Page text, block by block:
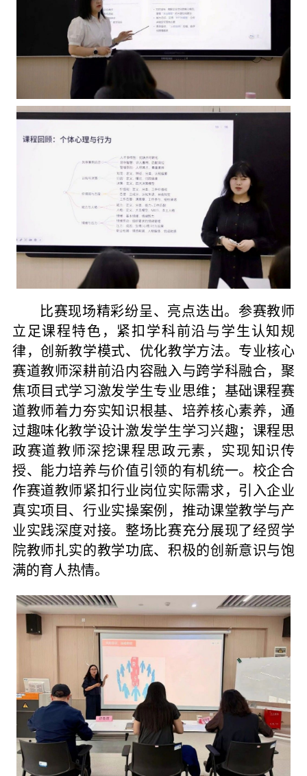
比赛现场精彩纷呈、亮点迭出。参赛教师
立足课程特色，紧扣学科前沿与学生认知规
律，创新教学模式、优化教学方法。专业核心
赛道教师深耕前沿内容融入与跨学科融合，聚
焦项目式学习激发学生专业思维；基础课程赛
道教师着力夯实知识根基、培养核心素养，通
过趣味化教学设计激发学生学习兴趣；课程思
政赛道教师深挖课程思政元素，实现知识传
授、能力培养与价值引领的有机统一。 校企合
作赛道教师紧扣行业岗位实际需求，引入企业
真实项目、行业实操案例，推动课堂教学与产
业实践深度对接。整场比赛充分展现了经贸学
院教师扎实的教学功底、积极的创新意识与饱
满的育人热情。